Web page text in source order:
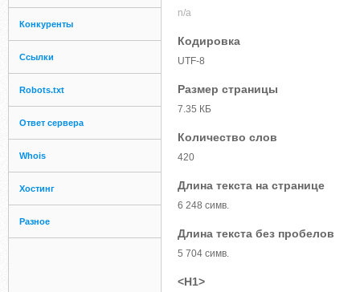
Конкуренты
Ссылки
Robots.txt
Ответ сервера
Whois
Хостинг
Разное
n/a
Кодировка
UTF-8
Размер страницы
7.35 КБ
Количество слов
420
Длина текста на странице
6 248 симв.
Длина текста без пробелов
5 704 симв.
<H1>